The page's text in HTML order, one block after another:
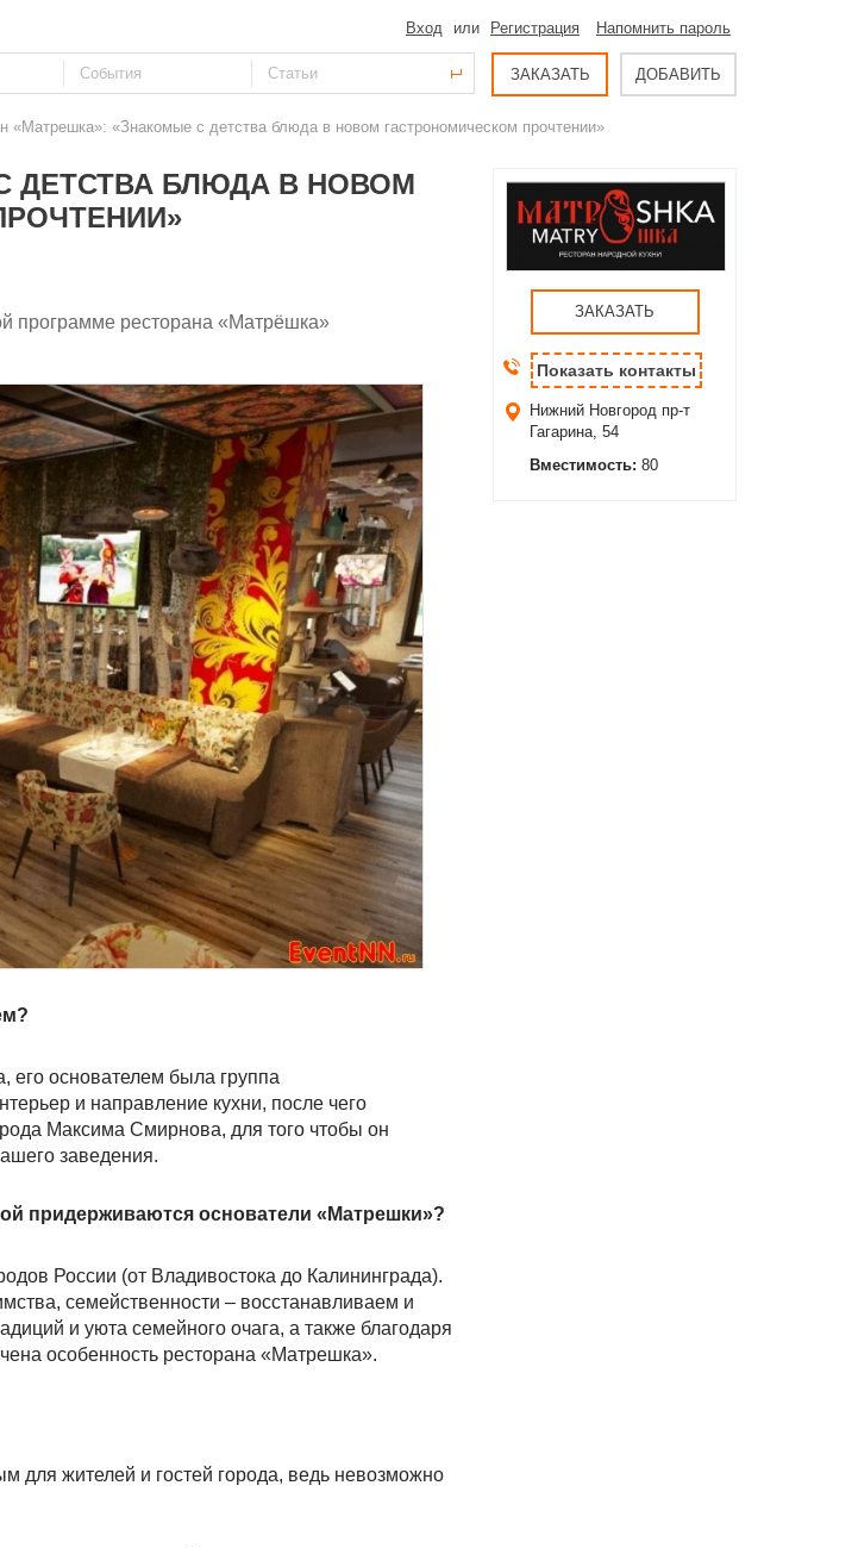
Вход или Регистрация Напомнить пароль
ЗАКАЗАТЬ ДОБАВИТЬ
«Матрешка»: «Знакомые с детства блюда в новом гастрономическом прочтении»
ДЕТСТВА БЛЮДА В НОВОМ
программе ресторана «Матрёшка»
его основателем была группа
и направление кухни, после чего
Максима Смирнова, для того чтобы он
заведения.
придерживаются основатели «Матрешки»?
России (от Владивостока до Калининграда).
семейственности – восстанавливаем и
и уюта семейного очага, а также благодаря
особенность ресторана «Матрешка».
для жителей и гостей города, ведь невозможно
ЗАКАЗАТЬ
Показать контакты
Нижний Новгород пр-т
Гагарина, 54
Вместимость: 80